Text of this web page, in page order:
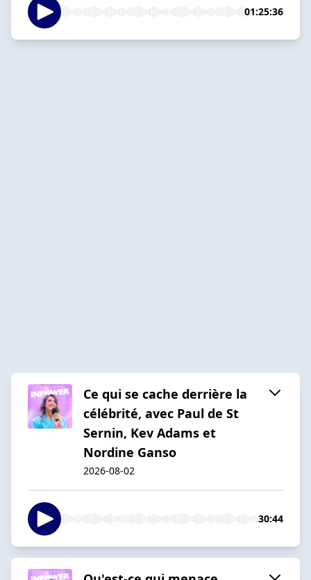
01:25:36
Ce qui se cache derrière la
célébrité, avec Paul de St
Sernin, Kev Adams et
Nordine Ganso
2026-08-02
30:44